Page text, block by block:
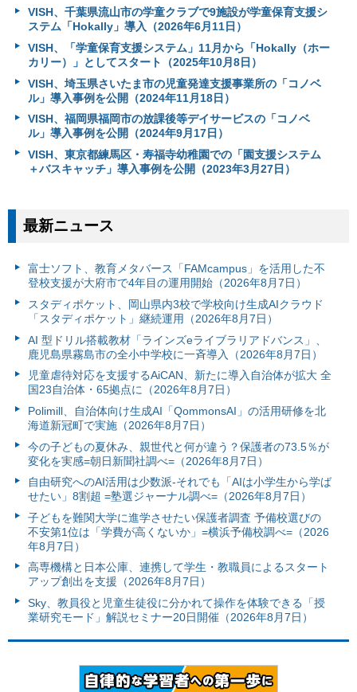
VISH、千葉県流山市の学童クラブで9施設が学童保育支援シ
ステム「Hokally」導入（2026年6月11日）
VISH、「学童保育支援システム」11月から「Hokally（ホー
カリー）」としてスタート（2025年10月8日）
VISH、埼玉県さいたま市の児童発達支援事業所の「コノベ
ル」導入事例を公開（2024年11月18日）
VISH、福岡県福岡市の放課後等デイサービスの「コノベ
ル」導入事例を公開（2024年9月17日）
VISH、東京都練馬区・寿福寺幼稚園での「園支援システム
＋バスキャッチ」導入事例を公開（2023年3月27日）
最新ニュース
富⼠ソフト、教育メタバース「FAMcampus」を活用した不
登校支援が大府市で4年目の運用開始（2026年8月7日）
スタディポケット、岡山県内3校で学校向け生成AIクラウド
「スタディポケット」継続運用（2026年8月7日）
AI 型ドリル搭載教材「ラインズeライブラリアドバンス」、
鹿児島県霧島市の全小中学校に一斉導入（2026年8月7日）
児童虐待対応を支援するAiCAN、新たに導入自治体が拡大 全
国23自治体・65拠点に（2026年8月7日）
Polimill、自治体向け生成AI「QommonsAI」の活用研修を北
海道新冠町で実施（2026年8月7日）
今の子どもの夏休み、親世代と何が違う？保護者の73.5％が
変化を実感=朝日新聞社調べ=（2026年8月7日）
自由研究へのAI活用は少数派-それでも「AIは小学生から学ば
せたい」8割超 =塾選ジャーナル調べ=（2026年8月7日）
子どもを難関大学に進学させたい保護者調査 予備校選びの
不安第1位は「学費が高くないか」=横浜予備校調べ=（2026
年8月7日）
高専機構と日本公庫、連携して学生・教職員によるスタート
アップ創出を支援（2026年8月7日）
Sky、教員役と児童生徒役に分かれて操作を体験できる「授
業研究モード」解説セミナー20日開催（2026年8月7日）